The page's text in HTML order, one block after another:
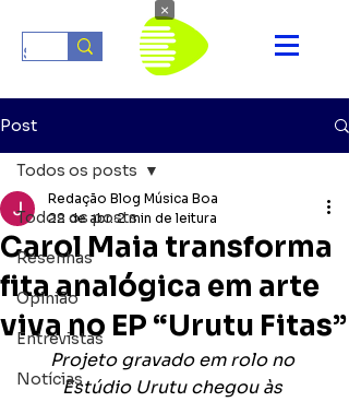
Post
Todos os posts
Resenhas
Opinião
Entrevistas
Notícias
Todos os posts
Carol Maia transforma
fita analógica em arte
viva no EP “Urutu Fitas”
Redação Blog Música Boa
22 de abr. 2 min de leitura
Projeto gravado em rolo no
Estúdio Urutu chegou às
×